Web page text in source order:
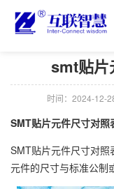
smt贴片
时间：2024-12-
SMT贴片元件尺寸对照
SMT贴片元件尺寸对照
元件的尺寸与标准公制